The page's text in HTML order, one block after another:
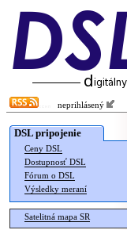
neprihlásený
DSL pripojenie
Ceny DSL
Dostupnosť DSL
Fórum o DSL
Výsledky meraní
Satelitná mapa SR